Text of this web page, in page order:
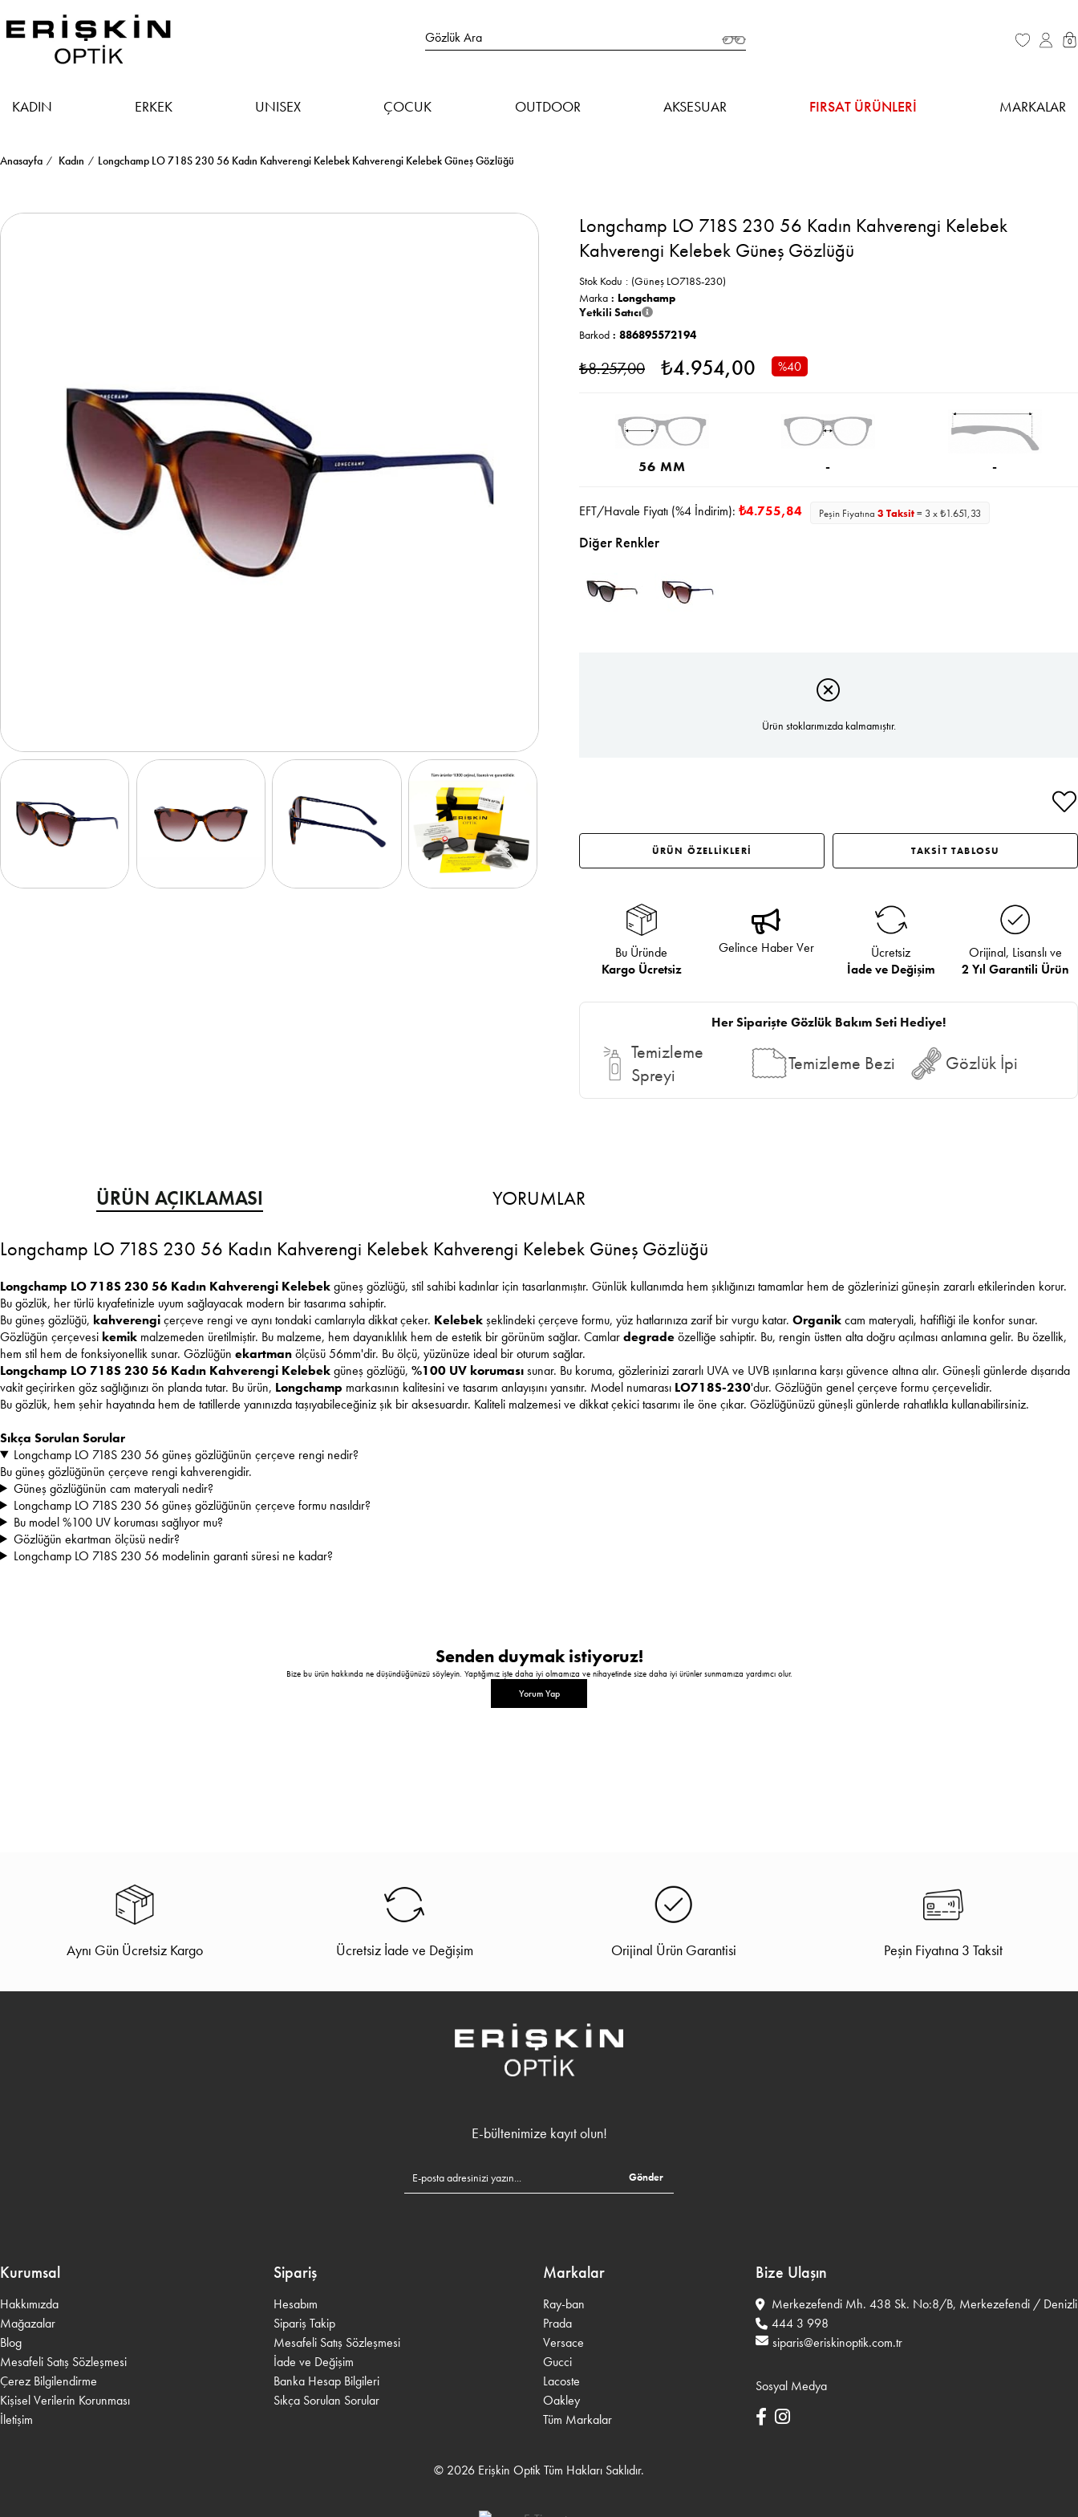
0
KADIN ERKEK UNISEX ÇOCUK OUTDOOR AKSESUAR FIRSAT ÜRÜNLERİ MARKALAR
Anasayfa Kadın Longchamp LO 718S 230 56 Kadın Kahverengi Kelebek Kahverengi Kelebek Güneş Gözlüğü
Longchamp LO 718S 230 56 Kadın Kahverengi Kelebek
Kahverengi Kelebek Güneş Gözlüğü
(Güneş LO718S-230)
Stok Kodu
Marka : Longchamp
Yetkili Satıcı
Barkod : 886895572194
₺8.257,00 ₺4.954,00 %40
56 MM - -
EFT/Havale Fiyatı (%4 İndirim): ₺4.755,84 Peşin Fiyatına 3 Taksit= 3 x ₺1.651,33
Diğer Renkler
Ürün stoklarımızda kalmamıştır.
ÜRÜN ÖZELLİKLERİ TAKSİT TABLOSU
Bu Üründe
Kargo Ücretsiz
Gelince Haber Ver
Ücretsiz
İade ve Değişim
Orijinal, Lisanslı ve
2 Yıl Garantili Ürün
Her Siparişte Gözlük Bakım Seti Hediye!
Temizleme
Spreyi
Temizleme Bezi Gözlük İpi
ÜRÜN AÇIKLAMASI YORUMLAR
Longchamp LO 718S 230 56 Kadın Kahverengi Kelebek Kahverengi Kelebek Güneş Gözlüğü
Longchamp LO 718S 230 56 Kadın Kahverengi Kelebekgüneş gözlüğü, stil sahibi kadınlar için tasarlanmıştır. Günlük kullanımda hem şıklığınızı tamamlar hem de gözlerinizi güneşin zararlı etkilerinden korur.
Bu gözlük, her türlü kıyafetinizle uyum sağlayacak modern bir tasarıma sahiptir.
Bu güneş gözlüğü, kahverengiçerçeve rengi ve aynı tondaki camlarıyla dikkat çeker. Kelebekşeklindeki çerçeve formu, yüz hatlarınıza zarif bir vurgu katar. Organikcam materyali, hafifliği ile konfor sunar.
Gözlüğün çerçevesi kemik malzemeden üretilmiştir. Bu malzeme, hem dayanıklılık hem de estetik bir görünüm sağlar. Camlardegradeözelliğe sahiptir. Bu, rengin üstten alta doğru açılması anlamına gelir. Bu özellik,
hem stil hem de fonksiyonellik sunar. Gözlüğün ekartmanölçüsü 56mm'dir. Bu ölçü, yüzünüze ideal bir oturum sağlar.
Longchamp LO 718S 230 56 Kadın Kahverengi Kelebekgüneş gözlüğü, %100 UV korumasısunar. Bu koruma, gözlerinizi zararlı UVA ve UVB ışınlarına karşı güvence altına alır. Güneşli günlerde dışarıda
vakit geçirirken göz sağlığınızı ön planda tutar. Bu ürün, Longchamp markasının kalitesini ve tasarım anlayışını yansıtır. Model numarası LO718S-230'dur. Gözlüğün genel çerçeve formu çerçevelidir.
Bu gözlük, hem şehir hayatında hem de tatillerde yanınızda taşıyabileceğiniz şık bir aksesuardır. Kaliteli malzemesi ve dikkat çekici tasarımı ile öne çıkar. Gözlüğünüzü güneşli günlerde rahatlıkla kullanabilirsiniz.
Sıkça Sorulan Sorular
Longchamp LO 718S 230 56 güneş gözlüğünün çerçeve rengi nedir?
Bu güneş gözlüğünün çerçeve rengi kahverengidir.
Güneş gözlüğünün cam materyali nedir?
Longchamp LO 718S 230 56 güneş gözlüğünün çerçeve formu nasıldır?
Bu model %100 UV koruması sağlıyor mu?
Gözlüğün ekartman ölçüsü nedir?
Longchamp LO 718S 230 56 modelinin garanti süresi ne kadar?
Senden duymak istiyoruz!
Bize bu ürün hakkında ne düşündüğünüzü söyleyin. Yaptığımız işte daha iyi olmamıza ve nihayetinde size daha iyi ürünler sunmamıza yardımcı olur.
Yorum Yap
Aynı Gün Ücretsiz Kargo Ücretsiz İade ve Değişim Orijinal Ürün Garantisi Peşin Fiyatına 3 Taksit
E-bültenimize kayıt olun!
Gönder
Kurumsal
Hakkımızda
Mağazalar
Blog
Mesafeli Satış Sözleşmesi
Çerez Bilgilendirme
Kişisel Verilerin Korunması
İletişim
Sipariş
Hesabım
Sipariş Takip
Mesafeli Satış Sözleşmesi
İade ve Değişim
Banka Hesap Bilgileri
Sıkça Sorulan Sorular
Markalar
Ray-ban
Prada
Versace
Gucci
Lacoste
Oakley
Tüm Markalar
Bize Ulaşın
Merkezefendi Mh. 438 Sk. No:8/B, Merkezefendi / Denizli
444 3 998
siparis@eriskinoptik.com.tr
Sosyal Medya
© 2026 Erişkin Optik Tüm Hakları Saklıdır.